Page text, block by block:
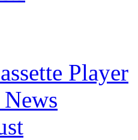
Player